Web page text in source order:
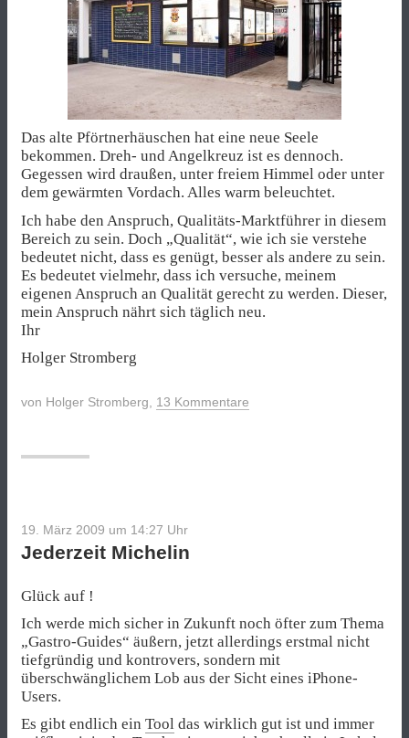
Das alte Pförtnerhäuschen hat eine neue Seele
bekommen. Dreh- und Angelkreuz ist es dennoch.
Gegessen wird draußen, unter freiem Himmel oder unter
dem gewärmten Vordach. Alles warm beleuchtet.
Ich habe den Anspruch, Qualitäts-Marktführer in diesem
Bereich zu sein. Doch „Qualität“, wie ich sie verstehe
bedeutet nicht, dass es genügt, besser als andere zu sein.
Es bedeutet vielmehr, dass ich versuche, meinem
eigenen Anspruch an Qualität gerecht zu werden. Dieser,
mein Anspruch nährt sich täglich neu.
Ihr
Holger Stromberg
von Holger Stromberg 13 Kommentare
19. März 2009 um 14:27 Uhr
Jederzeit Michelin
Glück auf !
Ich werde mich sicher in Zukunft noch öfter zum Thema
„Gastro-Guides“ äußern, jetzt allerdings erstmal nicht
tiefgründig und kontrovers, sondern mit
überschwänglichem Lob aus der Sicht eines iPhone-
Users.
Es gibt endlich ein Tool das wirklich gut ist und immer